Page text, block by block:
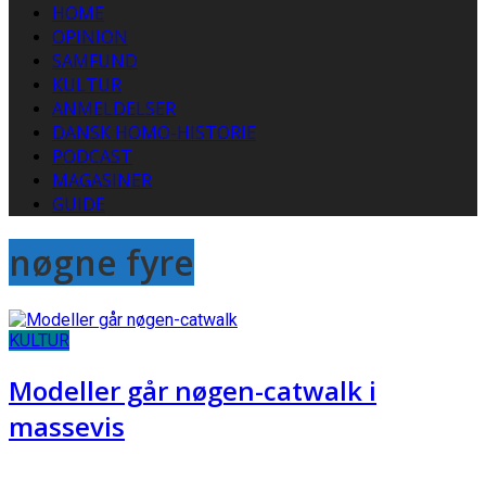
HOME
OPINION
SAMFUND
KULTUR
ANMELDELSER
DANSK HOMO-HISTORIE
PODCAST
MAGASINER
GUIDE
nøgne fyre
KULTUR
Modeller går nøgen-catwalk i
massevis